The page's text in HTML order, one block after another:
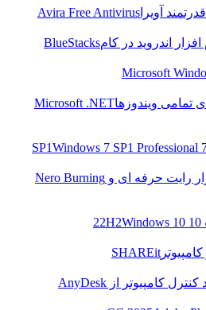
آویرا Avira Free Antivirus
اندروید در کامBlueStacks
تمامی ویندوزهاMicrosoft .NET
Windows 7 SP1 Professional
Nero Burning
Windows 10
SHAREit
کامپیوتر از AnyDesk